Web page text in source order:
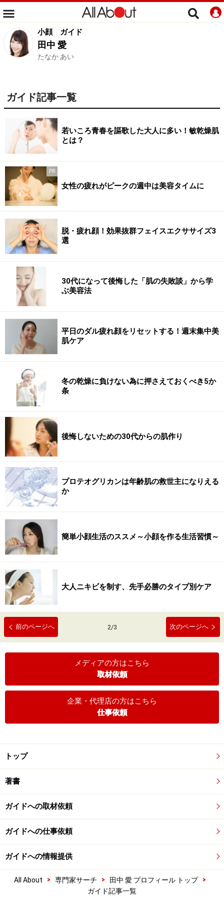
小顔 ガイド
田中 愛
たなか あい
ガイド記事一覧
若いころ青春を謳歌した大人に多い！敏乾燥肌
とは？
PR
女性の疲れがピークの週中は美容タイムに
脱・疲れ顔！効果抜群フェイスエクササイズ3
選
30代になって後悔した「肌の失敗談」から学
ぶ美容法
平日のダル疲れ顔をリセットする！週末集中美
肌ケア
冬の乾燥に負けない為に押さえておくべき5か
条
後悔しないための30代からの肌作り
プロテオグリカンは年齢肌の救世主になりえる
か
簡単小顔生活のススメ～小顔を作る生活習慣～
大人ニキビを制す、先手必勝のタイプ別ケア
前のページへ 2/3 次のページへ
メディアの方はこちら
取材依頼
企業・代理店の方はこちら
仕事依頼
トップ
著書
ガイドへの取材依頼
ガイドへの仕事依頼
ガイドへの情報提供
All About > 専門家サーチ > 田中 愛 プロフィール トップ
>
ガイド記事一覧